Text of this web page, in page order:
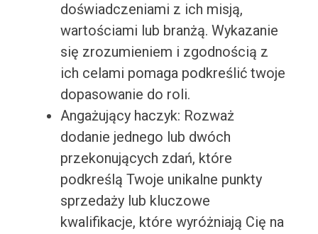
doświadczeniami z ich misją,
wartościami lub branżą. Wykazanie
się zrozumieniem i zgodnością z
ich celami pomaga podkreślić twoje
dopasowanie do roli.
Angażujący haczyk: Rozważ
dodanie jednego lub dwóch
przekonujących zdań, które
podkreślą Twoje unikalne punkty
sprzedaży lub kluczowe
kwalifikacje, które wyróżniają Cię na